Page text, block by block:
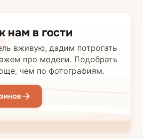
нам в гости
вживую, дадим потрогать
про модели. Подобрать
чем по фотографиям.